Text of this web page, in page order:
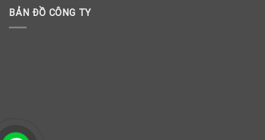
BẢN ĐỒ CÔNG TY